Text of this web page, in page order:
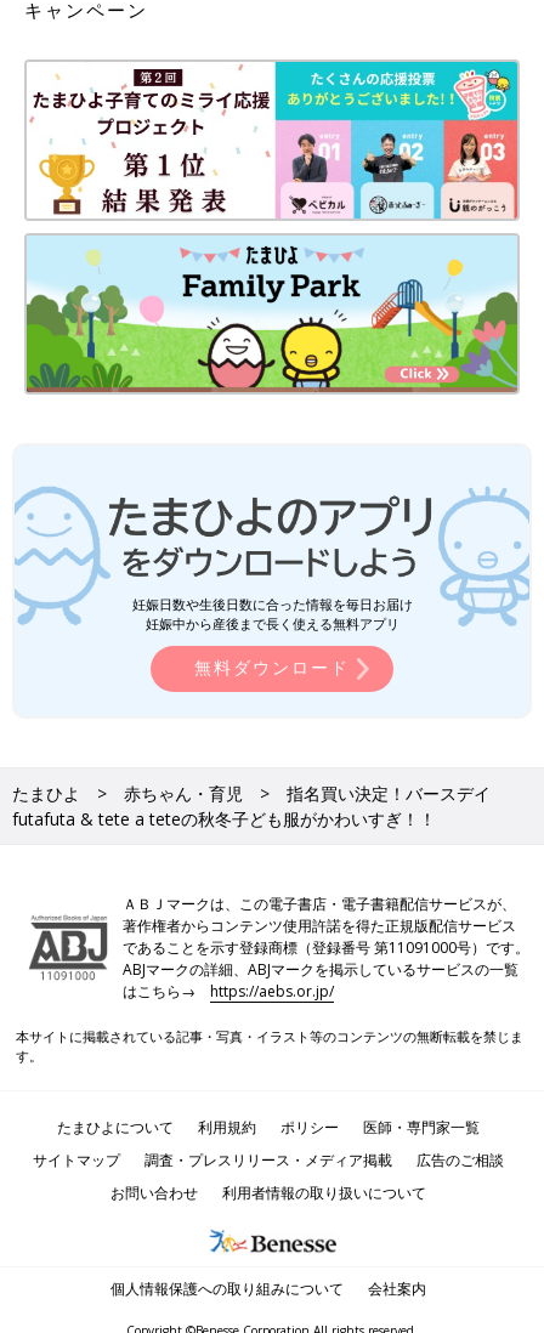
キャンペーン
妊娠日数や生後日数に合った情報を毎日お届け
妊娠中から産後まで長く使える無料アプリ
無料ダウンロード
たまひよ 赤ちゃん・育児
指名買い決定！バースデイ
futafuta & tete a teteの秋冬子ども服がかわいすぎ！！
ＡＢＪマークは、この電子書店・電子書籍配信サービスが、
著作権者からコンテンツ使用許諾を得た正規版配信サービス
であることを示す登録商標（登録番号 第11091000号）です。
ABJマークの詳細、ABJマークを掲示しているサービスの一覧
はこちら→https://aebs.or.jp/
本サイトに掲載されている記事・写真・イラスト等のコンテンツの無断転載を禁じま
す。
たまひよについて 利用規約 ポリシー
医師・専門家一覧
サイトマップ
調査・プレスリリース・メディア掲載
広告のご相談
お問い合わせ
利用者情報の取り扱いについて
個人情報保護への取り組みについて 会社案内